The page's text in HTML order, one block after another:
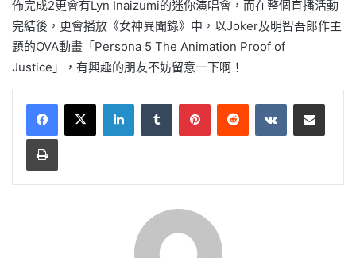
佈完成2更會有Lyn Inaizumi的迷你演唱會，而在整個直播活動
完結後，更會播放《女神異聞錄》中，以Joker及明智吾郎作主
題的OVA動畫「Persona 5 The Animation Proof of
Justice」，有興趣的朋友不妨留意一下啊！
LinkedInTumblr PinterestReddit VKontakteShare via Email
Print